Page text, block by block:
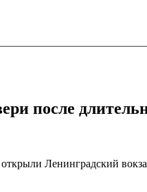
после
Ленинградский